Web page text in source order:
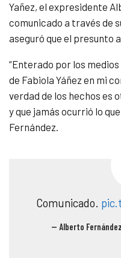
Yañez, el expresidente
comunicado a través de
aseguró que el presunto
“Enterado por los
de Fabiola Yáñez en mi
verdad de los hechos es
y que jamás ocurrió lo
Fernández.
Comunicado.
— Alberto